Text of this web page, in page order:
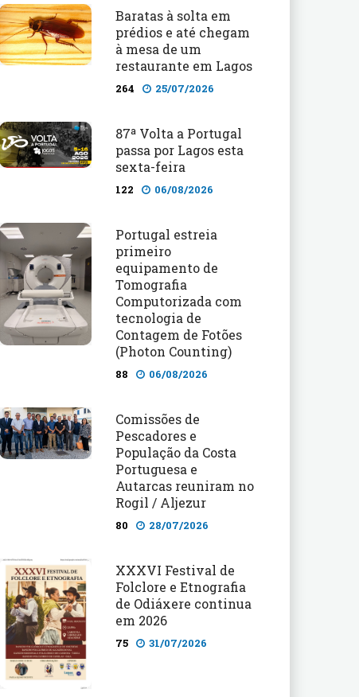
Baratas à solta em
prédios e até chegam
à mesa de um
restaurante em Lagos
264 25/07/2026
87ª Volta a Portugal
passa por Lagos esta
sexta-feira
122 06/08/2026
Portugal estreia
primeiro
equipamento de
Tomografia
Computorizada com
tecnologia de
Contagem de Fotões
(Photon Counting)
88 06/08/2026
Comissões de
Pescadores e
População da Costa
Portuguesa e
Autarcas reuniram no
Rogil / Aljezur
80 28/07/2026
XXXVI Festival de
Folclore e Etnografia
de Odiáxere continua
em 2026
75 31/07/2026